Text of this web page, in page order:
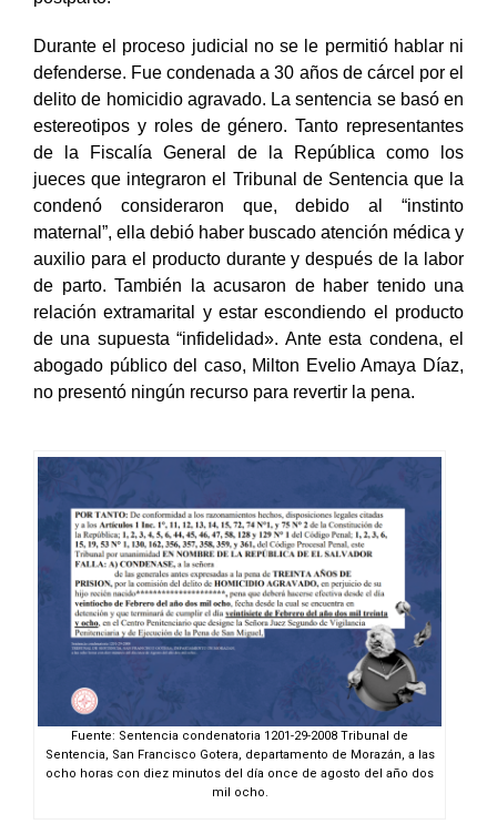
postparto.
Durante el proceso judicial no se le permitió hablar ni
defenderse. Fue condenada a 30 años de cárcel por el
delito de homicidio agravado. La sentencia se basó en
estereotipos y roles de género. Tanto representantes
de la Fiscalía General de la República como los
jueces que integraron el Tribunal de Sentencia que la
condenó consideraron que, debido al “instinto
maternal”, ella debió haber buscado atención médica y
auxilio para el producto durante y después de la labor
de parto. También la acusaron de haber tenido una
relación extramarital y estar escondiendo el producto
de una supuesta “infidelidad». Ante esta condena, el
abogado público del caso, Milton Evelio Amaya Díaz,
no presentó ningún recurso para revertir la pena.
Fuente: Sentencia condenatoria 1201-29-2008 Tribunal de
Sentencia, San Francisco Gotera, departamento de Morazán, a las
ocho horas con diez minutos del día once de agosto del año dos